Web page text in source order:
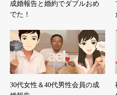
成婚報告と婚約でダブルおめ
でた！
30代女性＆40代男性会員の成